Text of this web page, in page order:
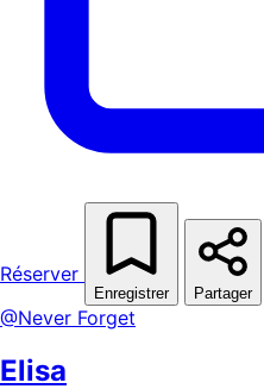
Réserver
Enregistrer Partager
@Never Forget
Elisa